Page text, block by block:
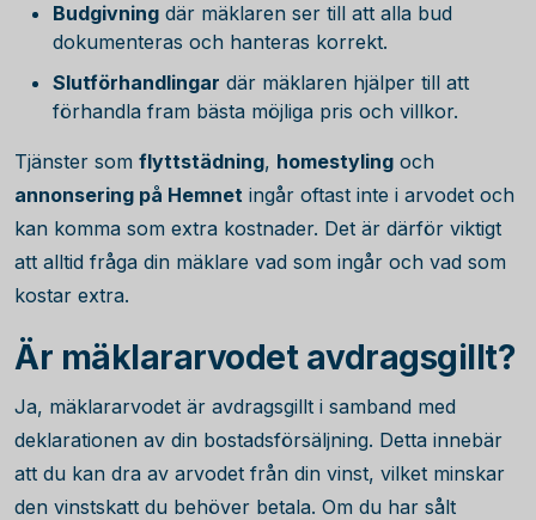
Budgivning där mäklaren ser till att alla bud
dokumenteras och hanteras korrekt.
Slutförhandlingar där mäklaren hjälper till att
förhandla fram bästa möjliga pris och villkor.
Tjänster som flyttstädning, homestyling och
annonsering på Hemnet ingår oftast inte i arvodet och
kan komma som extra kostnader. Det är därför viktigt
att alltid fråga din mäklare vad som ingår och vad som
kostar extra.
Är mäklararvodet avdragsgillt?
Ja, mäklararvodet är avdragsgillt i samband med
deklarationen av din bostadsförsäljning. Detta innebär
att du kan dra av arvodet från din vinst, vilket minskar
den vinstskatt du behöver betala. Om du har sålt